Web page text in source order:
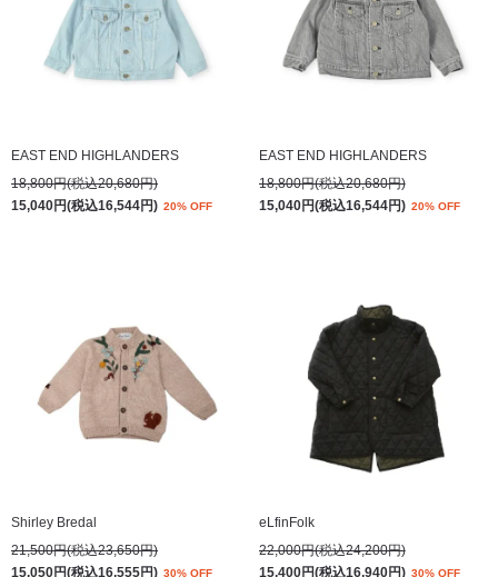
EAST END HIGHLANDERS
18,800円(税込20,680円)
15,040円(税込16,544円) 20% OFF
EAST END HIGHLANDERS
18,800円(税込20,680円)
15,040円(税込16,544円) 20% OFF
Shirley Bredal
21,500円(税込23,650円)
15,050円(税込16,555円) 30% OFF
eLfinFolk
22,000円(税込24,200円)
15,400円(税込16,940円) 30% OFF